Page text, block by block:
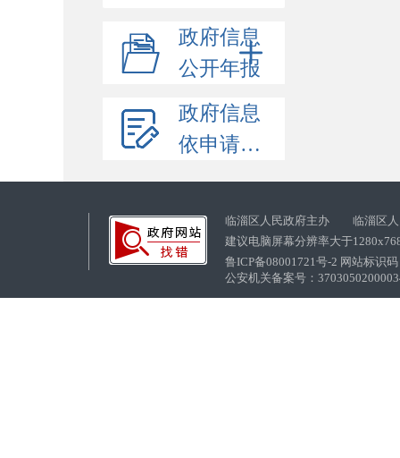
政府信息
公开年报
政府信息
依申请公开
临淄区人民政府主办 临淄区人
建议电脑屏幕分辨率大于
鲁ICP备08001721号-2 网站标识
公安机关备案号：